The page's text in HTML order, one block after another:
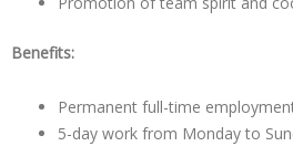
Benefits:
Permanent full-time
5-day work from Monday to